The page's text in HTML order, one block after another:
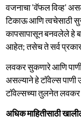
वजनाचा 'वॅफल विव्ह'
टिकाऊ आणि त्वचेसाठी
कापसापासून बनवलेले हे
आहेत; तसेच ते सर्व
लवकर सुकणारे आणि पाणी
असल्याने हे टॉवेल्स पाणी
टॉवेल्सच्या तुलनेत
अधिक माहितीसाठी